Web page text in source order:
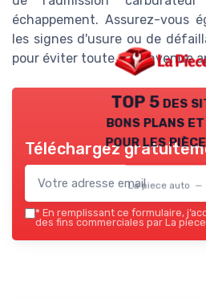
échappement. Assurez-vous
les signes d'usure ou de
pour éviter toute déconvenue
TOP 5 des
bons plans
pour les
La piece auto —
Téléchargez
* En remplissant ce formulaire,
des fins commerciales par La